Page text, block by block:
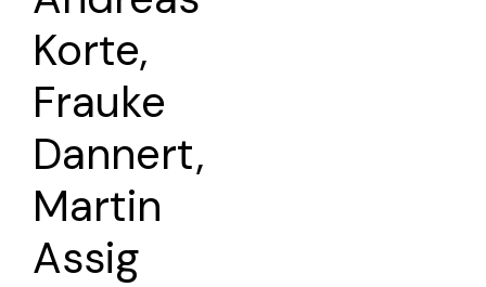
Korte,
Frauke
Dannert,
Martin
Assig